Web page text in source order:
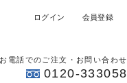
ログイン 会員登録
お電話でのご注文・お問い合わせ
0120-333058